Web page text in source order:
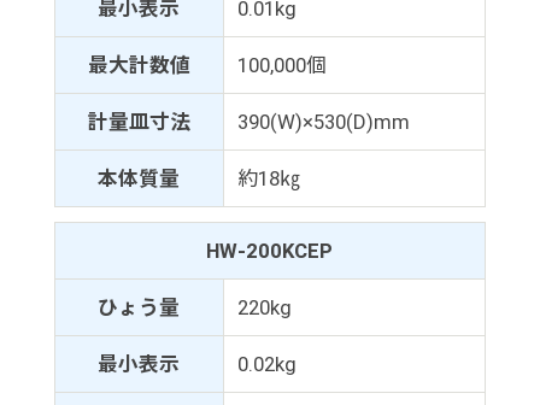
最小表示 0.01kg
最大計数値 100,000個
計量皿寸法 390(W)×530(D)mm
本体質量 約18㎏
HW-200KCEP
ひょう量 220kg
最小表示 0.02kg